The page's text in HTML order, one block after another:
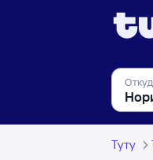
Туту